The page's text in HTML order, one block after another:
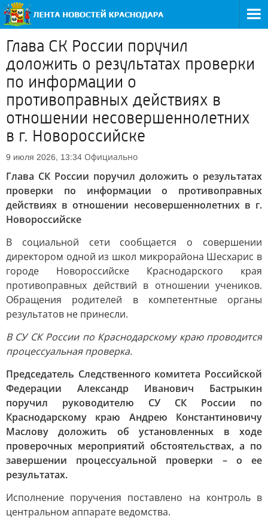
Глава СК России поручил
доложить о результатах проверки
по информации о
противоправных действиях в
отношении несовершеннолетних
в г. Новороссийске
9 июля 2026, 13:34 Официально
Глава СК России поручил доложить о результатах
проверки по информации о противоправных
действиях в отношении несовершеннолетних в г.
Новороссийске
В социальной сети сообщается о совершении
директором одной из школ микрорайона Шесхарис в
городе Новороссийске Краснодарского края
противоправных действий в отношении учеников.
Обращения родителей в компетентные органы
результатов не принесли.
В СУ СК России по Краснодарскому краю проводится
процессуальная проверка.
Председатель Следственного комитета Российской
Федерации Александр Иванович Бастрыкин
поручил руководителю СУ СК России по
Краснодарскому краю Андрею Константиновичу
Маслову доложить об установленных в ходе
проверочных мероприятий обстоятельствах, а по
завершении процессуальной проверки – о ее
результатах.
Исполнение поручения поставлено на контроль в
центральном аппарате ведомства.